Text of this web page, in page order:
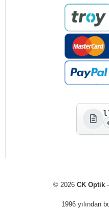
© 2026 CK Optik
1996 yılından